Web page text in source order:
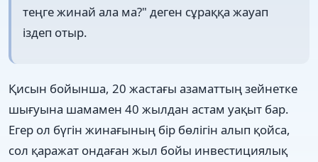
теңге жинай ала ма?" деген сұраққа жауап
іздеп отыр.
Қисын бойынша, 20 жастағы азаматтың зейнетке
шығуына шамамен 40 жылдан астам уақыт бар.
Егер ол бүгін жинағының бір бөлігін алып қойса,
сол қаражат ондаған жыл бойы инвестициялық